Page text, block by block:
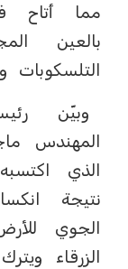
مما أتاح
بالعين
التلسكوبات
وبيّن
المهندس
الذي
نتيجة
الجوي
الزرقاء